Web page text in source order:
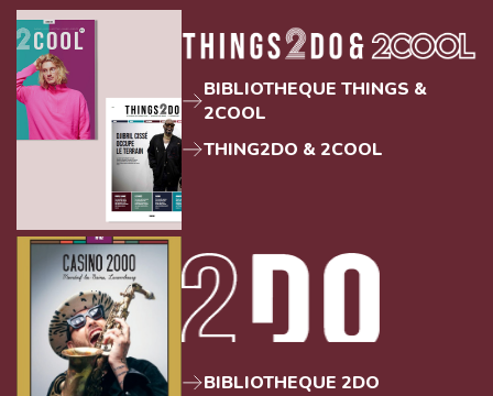
BIBLIOTHEQUE THINGS &
2COOL
THING2DO & 2COOL
BIBLIOTHEQUE 2DO